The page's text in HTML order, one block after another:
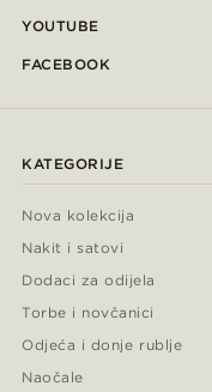
YOUTUBE
FACEBOOK
KATEGORIJE
Nova kolekcija
Nakit i satovi
Dodaci za odijela
Torbe i novčanici
Odjeća i donje rublje
Naočale